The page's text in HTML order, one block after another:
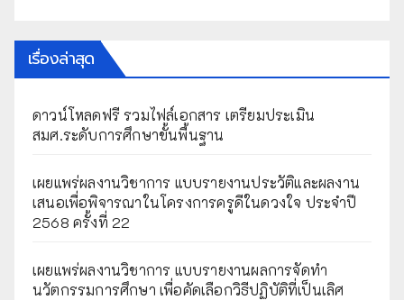
เรื่องล่าสุด
ดาวน์โหลดฟรี รวมไฟล์เอกสาร เตรียมประเมิน
สมศ.ระดับการศึกษาขั้นพื้นฐาน
เผยแพร่ผลงานวิชาการ แบบรายงานประวัติและผลงาน
เสนอเพื่อพิจารณาในโครงการครูดีในดวงใจ ประจำปี
2568 ครั้งที่ 22
เผยแพร่ผลงานวิชาการ แบบรายงานผลการจัดทำ
นวัตกรรมการศึกษา เพื่อคัดเลือกวิธีปฏิบัติที่เป็นเลิศ